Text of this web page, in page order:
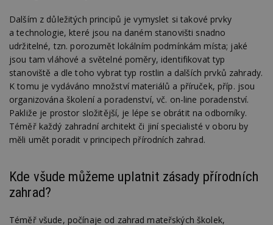
Dalším z důležitých principů je vymyslet si takové prvky
a technologie, které jsou na daném stanovišti snadno
udržitelné, tzn. porozumět lokálním podmínkám místa; jaké
jsou tam vláhové a světelné poměry, identifikovat typ
stanoviště a dle toho vybrat typ rostlin a dalších prvků zahrady.
K tomu je vydáváno množství materiálů a příruček, příp. jsou
organizována školení a poradenství, vč. on-line poradenství.
Pakliže je prostor složitější, je lépe se obrátit na odborníky.
Téměř každý zahradní architekt či jiní specialisté v oboru by
měli umět poradit v principech přírodních zahrad.
Kde všude můžeme uplatnit zásady přírodních
zahrad?
Téměř všude, počínaje od zahrad mateřských školek,